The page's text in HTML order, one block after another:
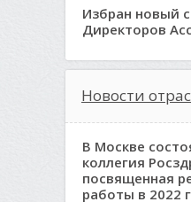
Избран новый
Директоров
Новости
В Москве
коллегия
посвященная
работы в 2022